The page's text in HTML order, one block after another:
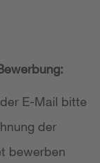
E-Mail bitte
der
bewerben